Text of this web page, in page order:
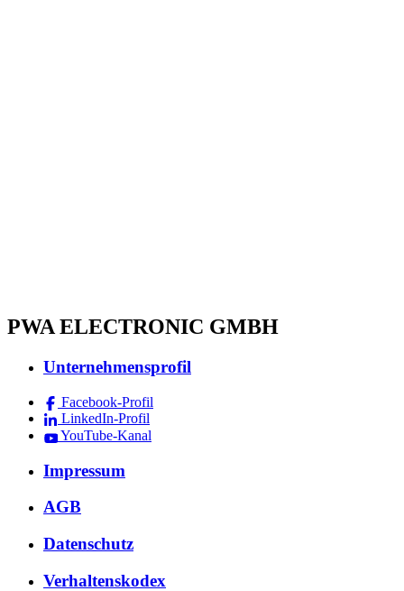
PWA ELECTRONIC GMBH
Unternehmensprofil
Facebook-Profil
LinkedIn-Profil
YouTube-Kanal
Impressum
AGB
Datenschutz
Verhaltenskodex